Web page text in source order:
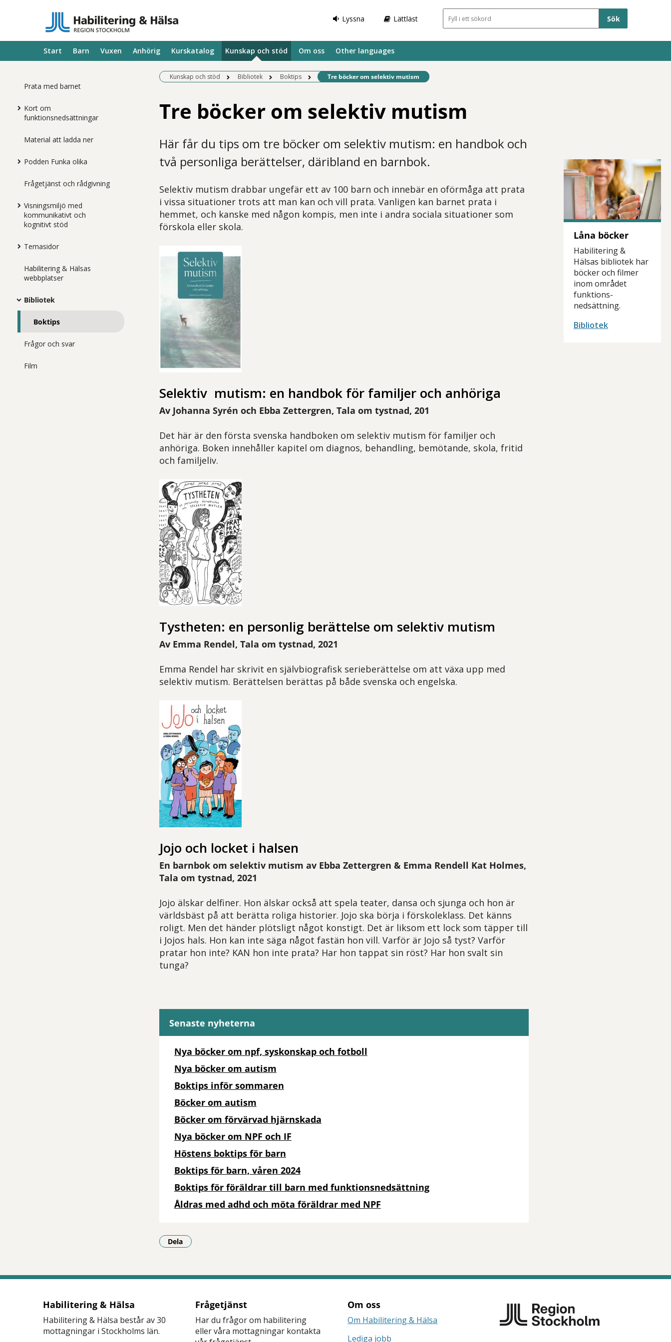
Lyssna Lättläst Sökfält
Start Barn Vuxen Anhörig Kurskatalog Kunskap och stöd Om oss Other languages
Prata med barnet
Kort om
funktionsnedsättningar
Material att ladda ner
Podden Funka olika
Frågetjänst och rådgivning
Visningsmiljö med
kommunikativt och
kognitivt stöd
Temasidor
Habilitering & Hälsas
webbplatser
Bibliotek
Boktips
Frågor och svar
Film
Kunskap och stöd Bibliotek Boktips Befintlig sida:
Tre böcker om selektiv mutism
Tre böcker om selektiv mutism
Här får du tips om tre böcker om selektiv mutism: en handbok och
två personliga berättelser, däribland en barnbok.
Selektiv mutism drabbar ungefär ett av 100 barn och innebär en oförmåga att prata
i vissa situationer trots att man kan och vill prata. Vanligen kan barnet prata i
hemmet, och kanske med någon kompis, men inte i andra sociala situationer som
förskola eller skola.
Selektiv mutism: en handbok för familjer och anhöriga
Av Johanna Syrén och Ebba Zettergren, Tala om tystnad, 201
Det här är den första svenska handboken om selektiv mutism för familjer och
anhöriga. Boken innehåller kapitel om diagnos, behandling, bemötande, skola, fritid
och familjeliv.
Tystheten: en personlig berättelse om selektiv mutism
Av Emma Rendel, Tala om tystnad, 2021
Emma Rendel har skrivit en självbiografisk serieberättelse om att växa upp med
selektiv mutism. Berättelsen berättas på både svenska och engelska.
Jojo och locket i halsen
En barnbok om selektiv mutism av Ebba Zettergren & Emma Rendell Kat Holmes,
Tala om tystnad, 2021
Jojo älskar delfiner. Hon älskar också att spela teater, dansa och sjunga och hon är
världsbäst på att berätta roliga historier. Jojo ska börja i förskoleklass. Det känns
roligt. Men det händer plötsligt något konstigt. Det är liksom ett lock som täpper till
i Jojos hals. Hon kan inte säga något fastän hon vill. Varför är Jojo så tyst? Varför
pratar hon inte? KAN hon inte prata? Har hon tappat sin röst? Har hon svalt sin
tunga?
Senaste nyheterna
Nya böcker om npf, syskonskap och fotboll
Nya böcker om autism
Boktips inför sommaren
Böcker om autism
Böcker om förvärvad hjärnskada
Nya böcker om NPF och IF
Höstens boktips för barn
Boktips för barn, våren 2024
Boktips för föräldrar till barn med funktionsnedsättning
Åldras med adhd och möta föräldrar med NPF
Dela
- Klicka för att öppna delningsalternativ.
Låna böcker
Habilitering &
Hälsas bibliotek har
böcker och filmer
inom området
funktions-
nedsättning.
Bibliotek
Habilitering & Hälsa
Habilitering & Hälsa består av 30
mottagningar i Stockholms län.
Frågetjänst
Har du frågor om habilitering
eller våra mottagningar kontakta
Om oss
Om Habilitering & Hälsa
Lediga jobb